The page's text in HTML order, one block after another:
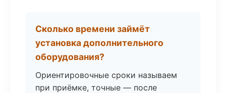
Сколько времени займёт
установка дополнительного
оборудования?
Ориентировочные сроки называем
при приёмке, точные — после